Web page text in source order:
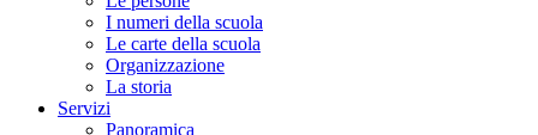
I numeri della scuola
Le carte della scuola
Organizzazione
La storia
Servizi
Panoramica